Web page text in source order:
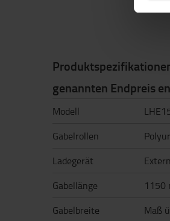
genannten Endpreis
Modell
Gabelrollen
Ladegerät
Gabellänge
1150
Gabelbreite Maß